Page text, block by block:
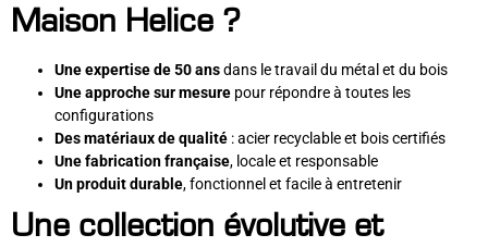
Maison Helice ?
Une expertise de 50 ansdans le travail du métal et du bois
Une approche sur mesure pour répondre à toutes les
configurations
Des matériaux de qualité : acier recyclable et bois certifiés
Une fabrication française, locale et responsable
Un produit durable, fonctionnel et facile à entretenir
Une collection évolutive et